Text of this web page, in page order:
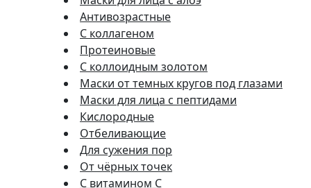
Антивозрастные
С коллагеном
Протеиновые
С коллоидным золотом
Маски от темных кругов под глазами
Маски для лица с пептидами
Кислородные
Отбеливающие
Для сужения пор
От чёрных точек
С витамином C